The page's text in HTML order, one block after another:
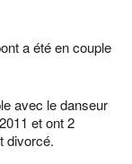
a été en couple
avec le danseur
et ont 2
divorcé.